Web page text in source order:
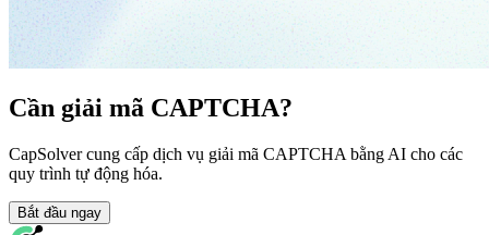
Cần giải mã CAPTCHA?
CapSolver cung cấp dịch vụ giải mã CAPTCHA bằng AI cho các
quy trình tự động hóa.
Bắt đầu ngay